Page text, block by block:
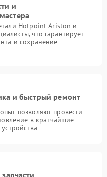
и
Hotpoint Ariston и
что гарантирует
и сохранение
и быстрый ремонт
позволяют провести
в кратчайшие